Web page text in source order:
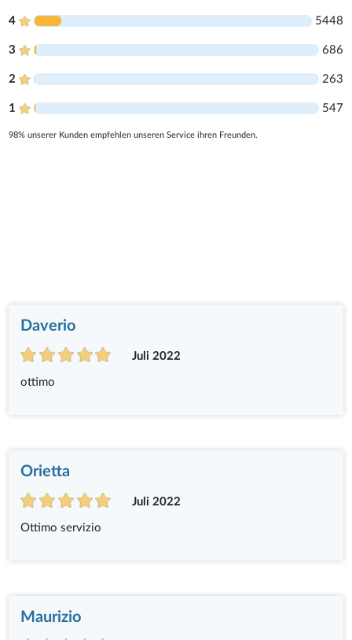
4 5448
3 686
2 263
1 547
98% unserer Kunden empfehlen unseren Service ihren Freunden.
Daverio
Juli 2022
ottimo
Orietta
Juli 2022
Ottimo servizio
Maurizio